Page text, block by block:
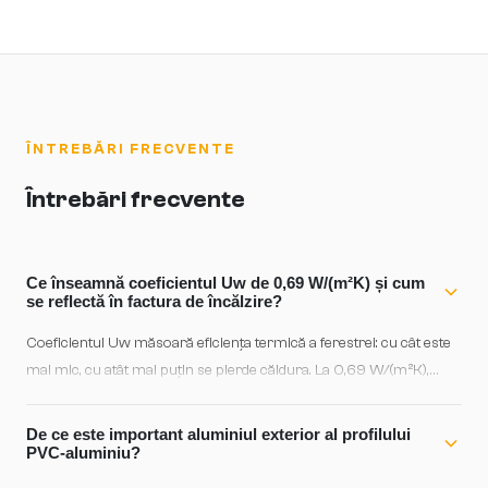
ÎNTREBĂRI FRECVENTE
Întrebări frecvente
Ce înseamnă coeficientul Uw de 0,69 W/(m²K) și cum
se reflectă în factura de încălzire?
Coeficientul Uw măsoară eficiența termică a ferestrei: cu cât este
mai mic, cu atât mai puțin se pierde căldura. La 0,69 W/(m²K),
maximă, comparabilă cu izolația unui perete bun. Pentru o
locuință de dimensiuni medii, o eficiență termică excepțională se
De ce este important aluminiul exterior al profilului
PVC-aluminiu?